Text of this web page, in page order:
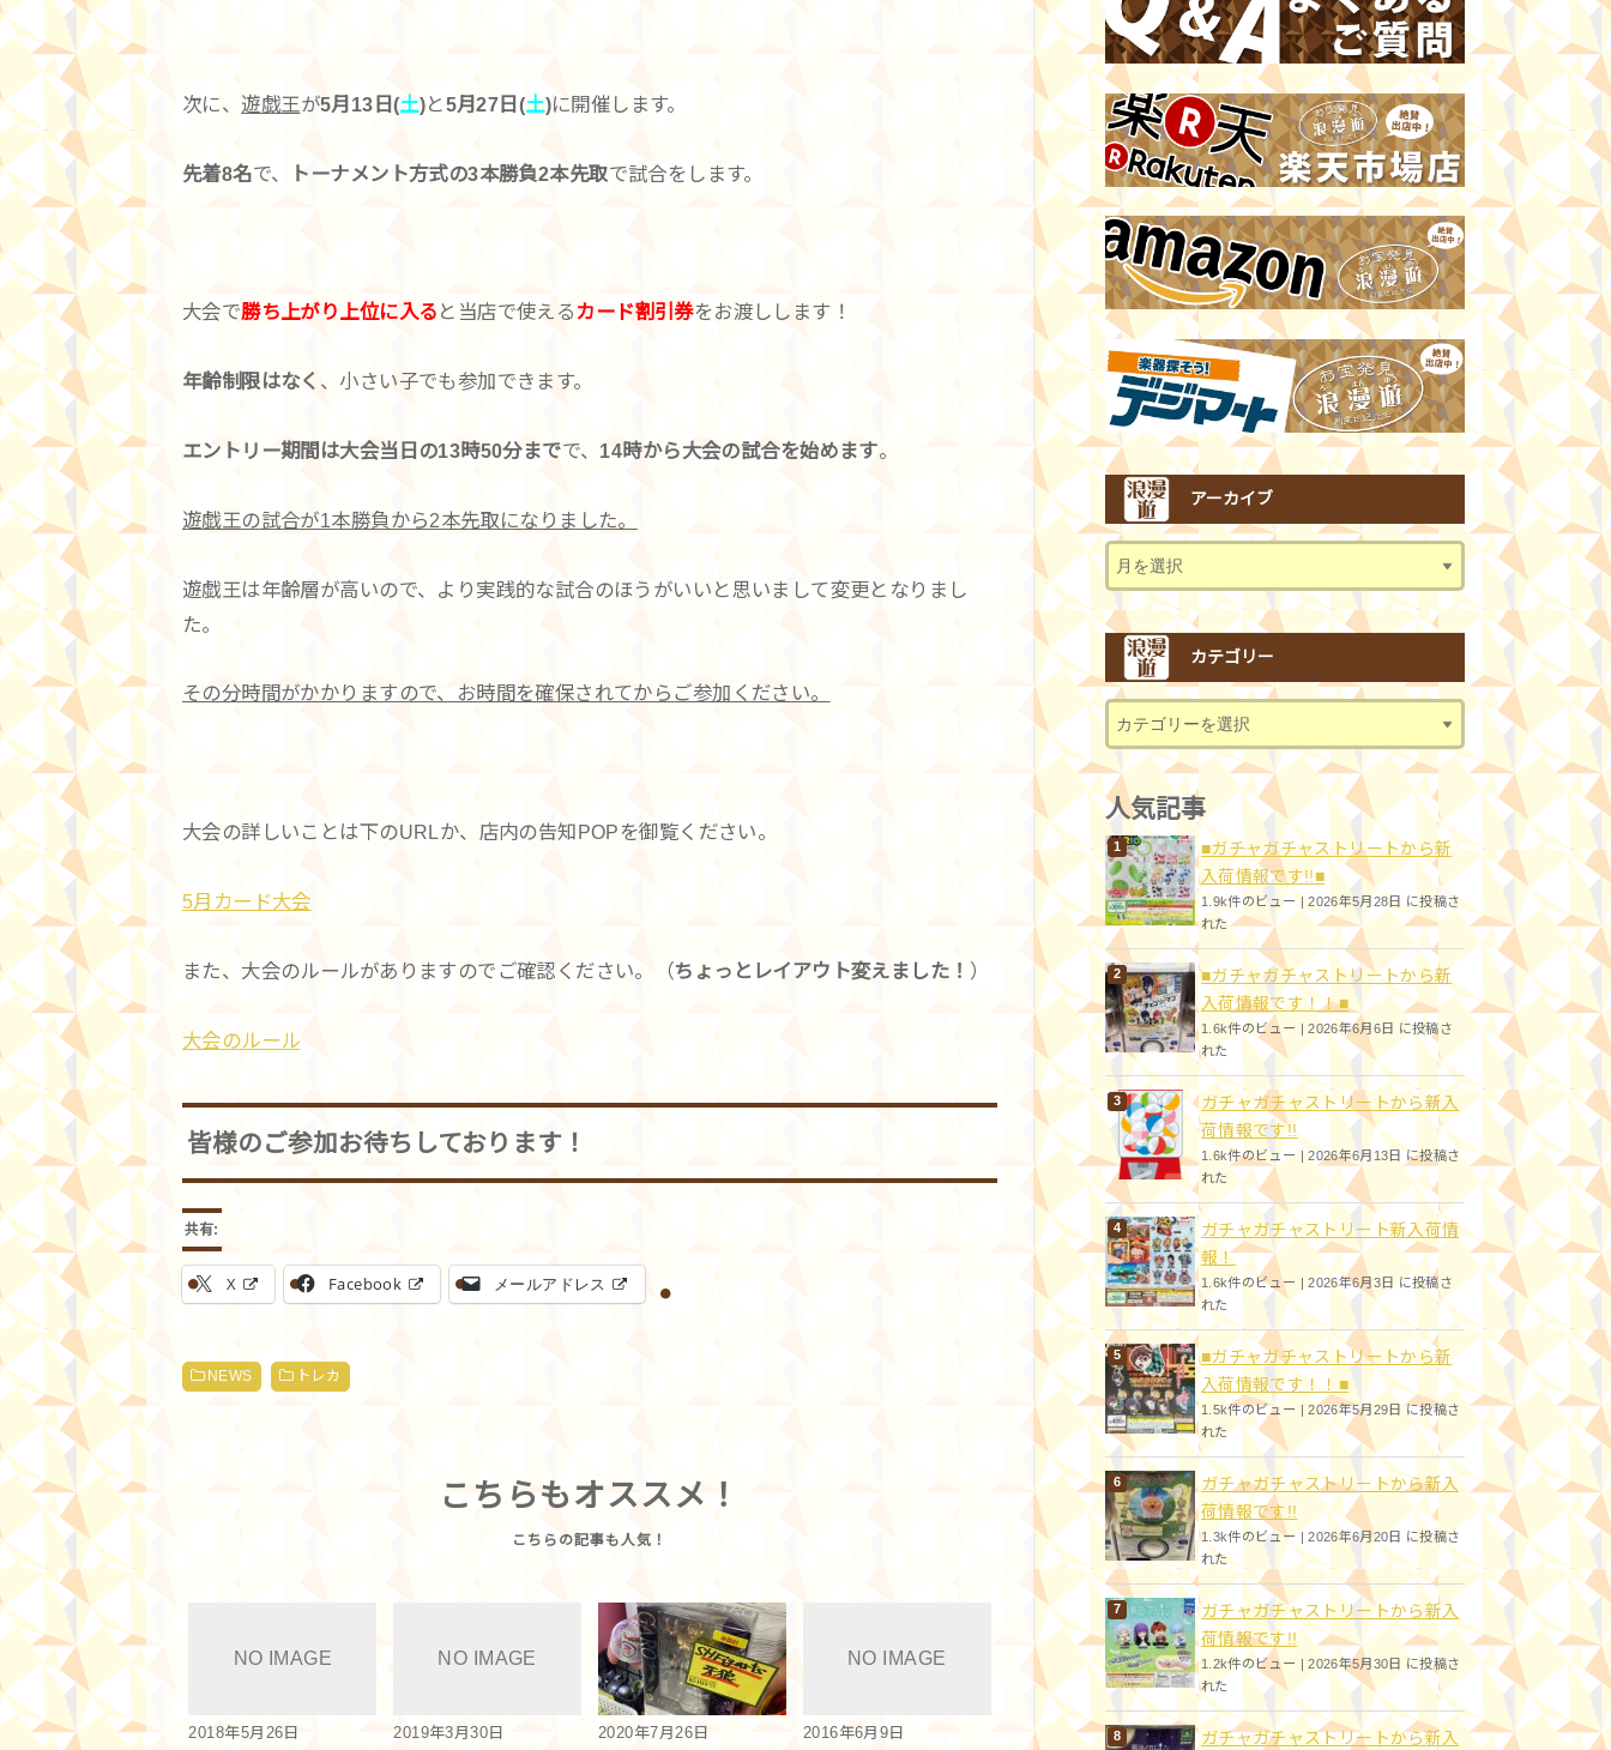
次に、 遊戯王が5月13日(土)と5月27日(土)に開催します。
先着8名で、 トーナメント方式の3本勝負2本先取で試合をします。
大会で勝ち上がり上位に入る と当店で使える カード割引券をお渡しします！
年齢制限はなく 、小さい子でも参加できます。
エントリー期間は大会当日の13時50分までで、 14時から大会の試合を始めます。
遊戯王の試合が1本勝負から2本先取になりました。
遊戯王は年齢層が高いので、より実践的な試合のほうがいいと思いまして変更となりまし
た。
その分時間がかかりますので、お時間を確保されてからご参加ください。
大会の詳しいことは下のURLか、店内の告知POPを御覧ください。
5月カード大会
また、大会のルールがありますのでご確認ください。（ちょっとレイアウト変えました！ ）
大会のルール
皆様のご参加お待ちしております！
共有:
X Facebook メールアドレス
NEWS トレカ
こちらもオススメ！
2018年5月26日
2019年3月30日
2020年7月26日
2016年6月9日
アーカイブ
カテゴリー
人気記事
■ガチャガチャストリートから新
入荷情報です!!■
1.9k件のビュー|2026年5月28日 に投稿さ
れた
■ガチャガチャストリートから新
入荷情報です！！■
1.6k件のビュー |2026年6月6日 に投稿さ
れた
ガチャガチャストリートから新入
荷情報です!!
1.6k件のビュー|2026年6月13日 に投稿さ
れた
ガチャガチャストリート新入荷情
報！
1.6k件のビュー |2026年6月3日 に投稿さ
れた
■ガチャガチャストリートから新
入荷情報です！！■
1.5k件のビュー |2026年5月29日 に投稿さ
れた
ガチャガチャストリートから新入
荷情報です!!
1.3k件のビュー|2026年6月20日 に投稿さ
れた
ガチャガチャストリートから新入
荷情報です!!
1.2k件のビュー |2026年5月30日 に投稿さ
れた
ガチャガチャストリートから新入